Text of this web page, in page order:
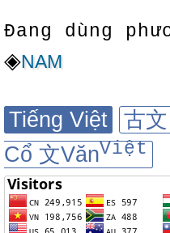
Đang dùng
◈NAM
Tiếng Việt 古文
Cổ 文VănViệt